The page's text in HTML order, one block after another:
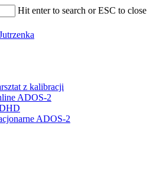
Hit enter to search or ESC to close
z kalibracji
ADOS-2
ADOS-2